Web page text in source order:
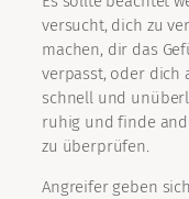
versucht, dich zu
machen, dir das
verpasst, oder dich
schnell und
ruhig und finde
zu überprüfen.
Angreifer geben